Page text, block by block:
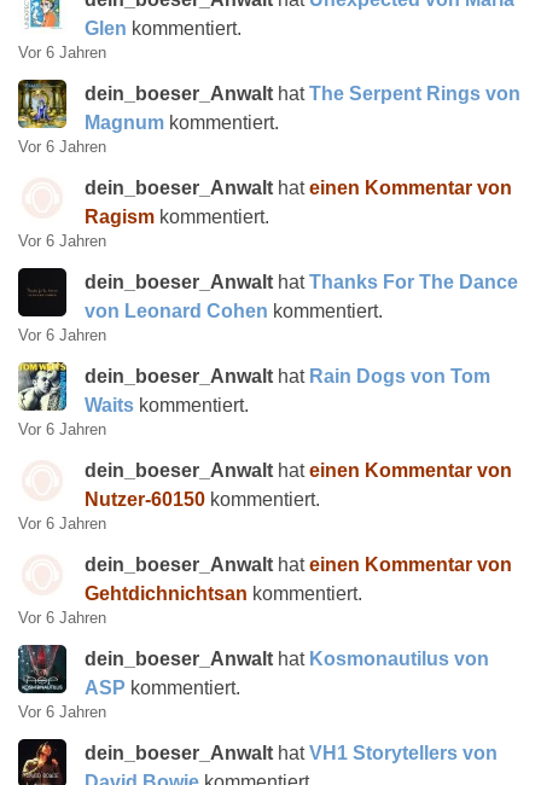
Glen kommentiert.
Vor 6 Jahren
dein_boeser_Anwalt hatThe Serpent Rings von
Magnum kommentiert.
Vor 6 Jahren
dein_boeser_Anwalt hateinen Kommentar von
Ragism kommentiert.
Vor 6 Jahren
dein_boeser_Anwalt hatThanks For The Dance
von Leonard Cohen kommentiert.
Vor 6 Jahren
dein_boeser_Anwalt hat Rain Dogs von Tom
Waits kommentiert.
Vor 6 Jahren
dein_boeser_Anwalt hateinen Kommentar von
Nutzer-60150 kommentiert.
Vor 6 Jahren
dein_boeser_Anwalt hateinen Kommentar von
Gehtdichnichtsan kommentiert.
Vor 6 Jahren
dein_boeser_Anwalt hat Kosmonautilus von
ASP kommentiert.
Vor 6 Jahren
dein_boeser_Anwalt hatVH1 Storytellers von